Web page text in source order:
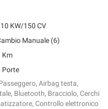
KW/150 CV
Manuale (6)
Km
Porte
Airbag testa,
Bluetooth, Bracciolo, Cerchi
Controllo elettronico